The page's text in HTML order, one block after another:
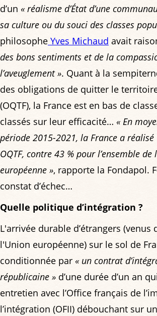
d’un « réalisme d’État d’une
sa culture ou du souci des classes
philosophe Yves Michaud avait
des bons sentiments et de la
l’aveuglement ». Quant à la
des obligations de quitter le
(OQTF), la France est en bas de
classés sur leur efficacité… « En
période 2015-2021, la France a réalisé
OQTF, contre 43 % pour l’ensemble de
européenne », rapporte la Fondapol.
constat d’échec…
Quelle politique d’intégration ?
L'arrivée durable d’étrangers (venus
l'Union européenne) sur le sol de
conditionnée par « un contrat
républicaine » d’une durée d’un an
entretien avec l’Office français de
l’intégration (OFII) débouchant sur